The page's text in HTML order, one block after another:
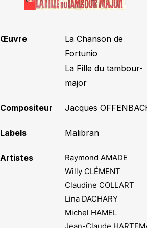
Œuvre
La Chanson de
Fortunio
La Fille du tambour-
major
Compositeur Jacques
Labels Malibran
Artistes
Raymond AMADE
Willy CLÉMENT
Claudine COLLART
Lina DACHARY
Michel HAMEL